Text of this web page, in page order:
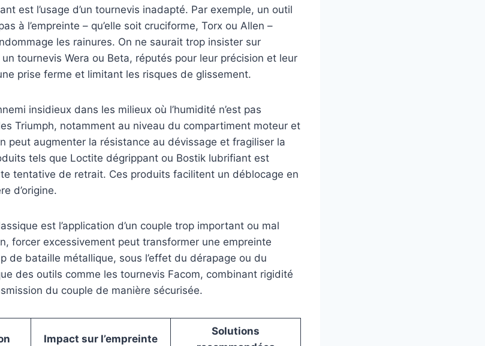
est l’usage d’un tournevis inadapté. Par exemple, un outil
à l’empreinte – qu’elle soit cruciforme, Torx ou Allen –
les rainures. On ne saurait trop insister sur
tournevis Wera ou Beta, réputés pour leur précision et leur
prise ferme et limitant les risques de glissement.
insidieux dans les milieux où l’humidité n’est pas
Triumph, notamment au niveau du compartiment moteur et
peut augmenter la résistance au dévissage et fragiliser la
tels que Loctite dégrippant ou Bostik lubrifiant est
tentative de retrait. Ces produits facilitent un déblocage en
d’origine.
est l’application d’un couple trop important ou mal
forcer excessivement peut transformer une empreinte
de bataille métallique, sous l’effet du dérapage ou du
des outils comme les tournevis Facom, combinant rigidité
du couple de manière sécurisée.
Impact sur l’empreinte
Solutions